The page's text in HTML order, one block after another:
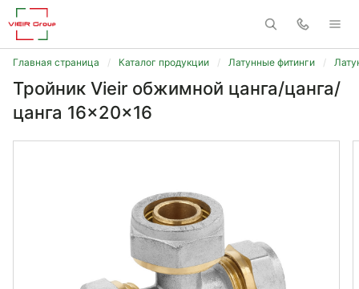
Главная страница Каталог продукции Латунные фитинги
Тройник Vieir обжимной цанга/цанга/
цанга 16x20x16